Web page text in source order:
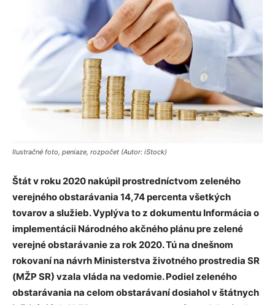
Ilustračné foto, peniaze, rozpočet (Autor: iStock)
Štát v roku 2020 nakúpil prostredníctvom zeleného
verejného obstarávania 14,74 percenta všetkých
tovarov a služieb. Vyplýva to z dokumentu Informácia o
implementácii Národného akčného plánu pre zelené
verejné obstarávanie za rok 2020. Tú na dnešnom
rokovaní na návrh Ministerstva životného prostredia SR
(MŽP SR) vzala vláda na vedomie. Podiel zeleného
obstarávania na celom obstarávaní dosiahol v štátnych